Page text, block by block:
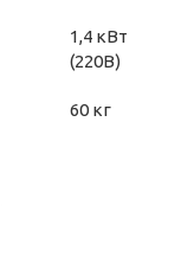
1,4 кВт
(220В)
60 кг